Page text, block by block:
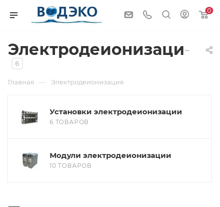
0
Электродеионизация
6
Главная — Электродеионизация
Установки электродеионизации
6 ТОВАРОВ
Модули электродеионизации
10 ТОВАРОВ